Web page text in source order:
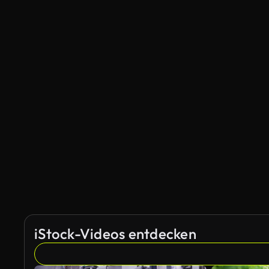
iStock-Videos entdecken